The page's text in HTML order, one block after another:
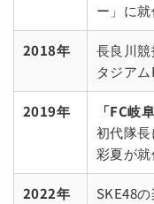
ー」に就
2018年
長良川
タジアム
2019年
「FC岐
初代隊
彩夏が就
2022年 SKE48の